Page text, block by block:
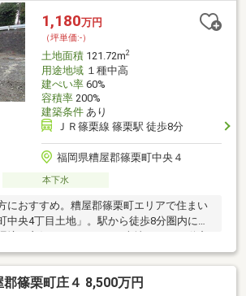
会社 TEL：092-624-0039）
1,180万円
（坪単価:-）
土地面積121.72m2
用途地域１種中高
建ぺい率60%
容積率200%
建築条件あり
ＪＲ篠栗線 篠栗駅 徒歩8分
福岡県糟屋郡篠栗町中央４
本下水
におすすめ。糟屋郡篠栗町エリアで住まい
中央4丁目土地」。駅から徒歩8分圏内に立
境も良好なエリアにある売地です。不動産
けではなく、住環境についても当社スタッ
しております。不動産探しをするなら、地
お任せください。
篠栗町庄４ 8,500万円